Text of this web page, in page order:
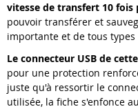
vitesse de transfert 10 fois
pouvoir transférer et
importante et de tous
Le connecteur USB de
pour une protection
juste qu'à ressortir le
utilisée, la fiche s'enfonce